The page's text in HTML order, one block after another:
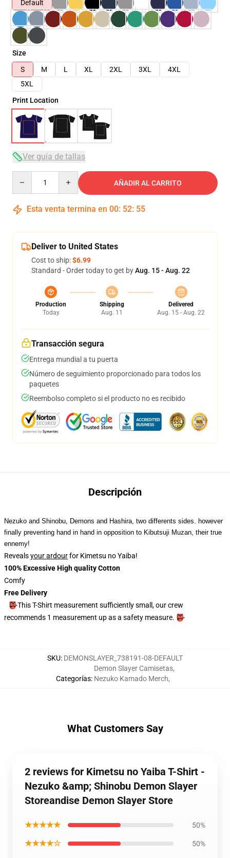
Default
Size
S
M L XL 2XL 3XL
4XL
5XL
Print Location
Ver guía de tallas
AÑADIR AL CARRITO
Esta venta termina en 00: 52: 54
Deliver to United States
Cost to ship:$6.99
Standard - Order today to get byAug. 15 - Aug. 22
Production
Today
Shipping
Aug. 11
Delivered
Aug. 15 - Aug. 22
Transacción segura
Entrega mundial a tu puerta
Número de seguimiento proporcionado para todos los
paquetes
Reembolso completo si el producto no es recibido
Descripción
Nezuko and Shinobu, Demons and Hashira, two differents sides. however
finally preventing hand in hand in opposition to Kibutsuji Muzan, their true
ennemy!
Revealsyour ardourfor Kimetsu no Yaiba!
100% Excessive High quality Cotton
Comfy
Free Delivery
👺This T-Shirt measurement sufficiently small, our crew
recommends 1 measurement up as a safety measure. 👺
SKU: DEMONSLAYER_738191-08-DEFAULT
Categorías:
Demon Slayer Camisetas,
Nezuko Kamado Merch,
What Customers Say
2 reviews for Kimetsu no Yaiba T-Shirt -
Nezuko &amp; Shinobu Demon Slayer
Storeandise Demon Slayer Store
★★★★★ 50%
★★★★☆ 50%